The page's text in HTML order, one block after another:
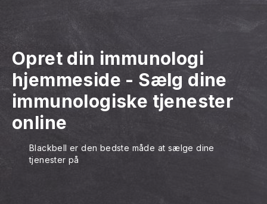
Opret din immunologi
hjemmeside - Sælg dine
immunologiske tjenester
online
Blackbell er den bedste måde at sælge dine
tjenester på